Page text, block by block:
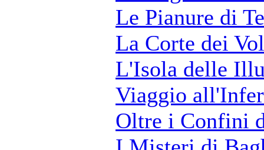
Le Pianure di
La Corte dei
L'Isola delle
Viaggio
Oltre i Confini